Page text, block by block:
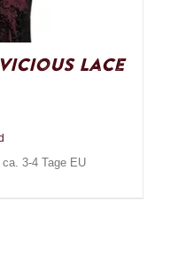
Lace
3-4 Tage EU